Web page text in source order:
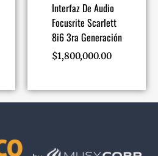
Interfaz De Audio
Focusrite Scarlett
8i6 3ra Generación
$1,800,000.00